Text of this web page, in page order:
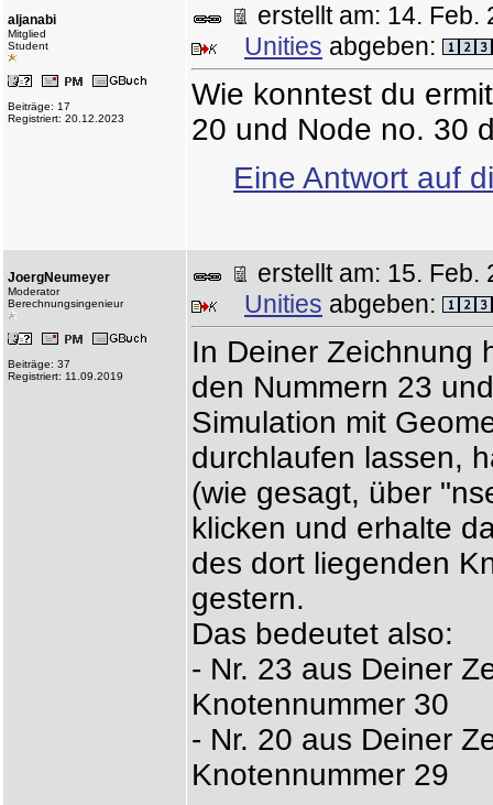
aljanabi
Mitglied
Student
Beiträge: 17
Registriert: 20.12.2023
erstellt am: 14.
Unities abgeben:
Wie konntest du
20 und Node no. 30
Eine Antwort auf
JoergNeumeyer
Moderator
Berechnungsingenieur
Beiträge: 37
Registriert: 11.09.2019
erstellt am: 15.
Unities abgeben:
In Deiner Zeichnung
den Nummern 23
Simulation mit
durchlaufen lassen,
(wie gesagt, über
klicken und erhalte
des dort liegenden
gestern.
Das bedeutet also:
- Nr. 23 aus Deiner
Knotennummer 30
- Nr. 20 aus Deiner
Knotennummer 29